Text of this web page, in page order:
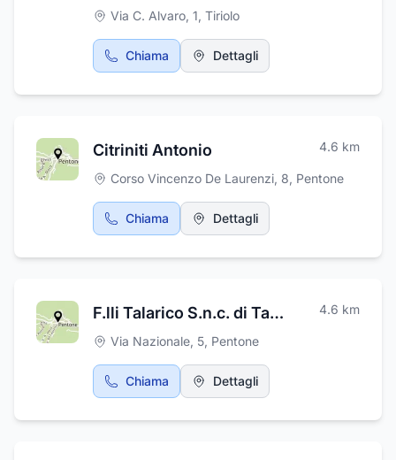
Costruzioni Generali che negli ultimi decenni,
è stata in grado di seguire l'evolversi dei
tempi e delle tecnologie cosi, ha svoltato
sempre più verso le energie alternative
Domotica in concomitanza con la sempre più
di ristrutturazione edile di vecchi stabili
tecnologia e confort.
Via C. Alvaro, 1, Tiriolo
Chiama Dettagli
Citriniti Antonio 4.6 km
Corso Vincenzo De Laurenzi, 8, Pentone
Chiama Dettagli
F.lli Talarico S.n.c. di Talarico G. & C. 4.6 km
Via Nazionale, 5, Pentone
Chiama Dettagli